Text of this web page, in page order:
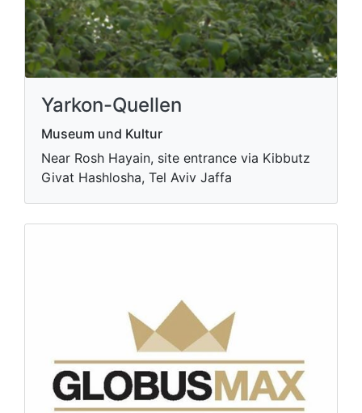
Yarkon-Quellen
Museum und Kultur
Near Rosh Hayain, site entrance via Kibbutz
Givat Hashlosha, Tel Aviv Jaffa